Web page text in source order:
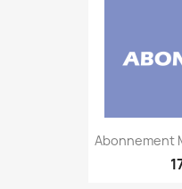
Abonnement